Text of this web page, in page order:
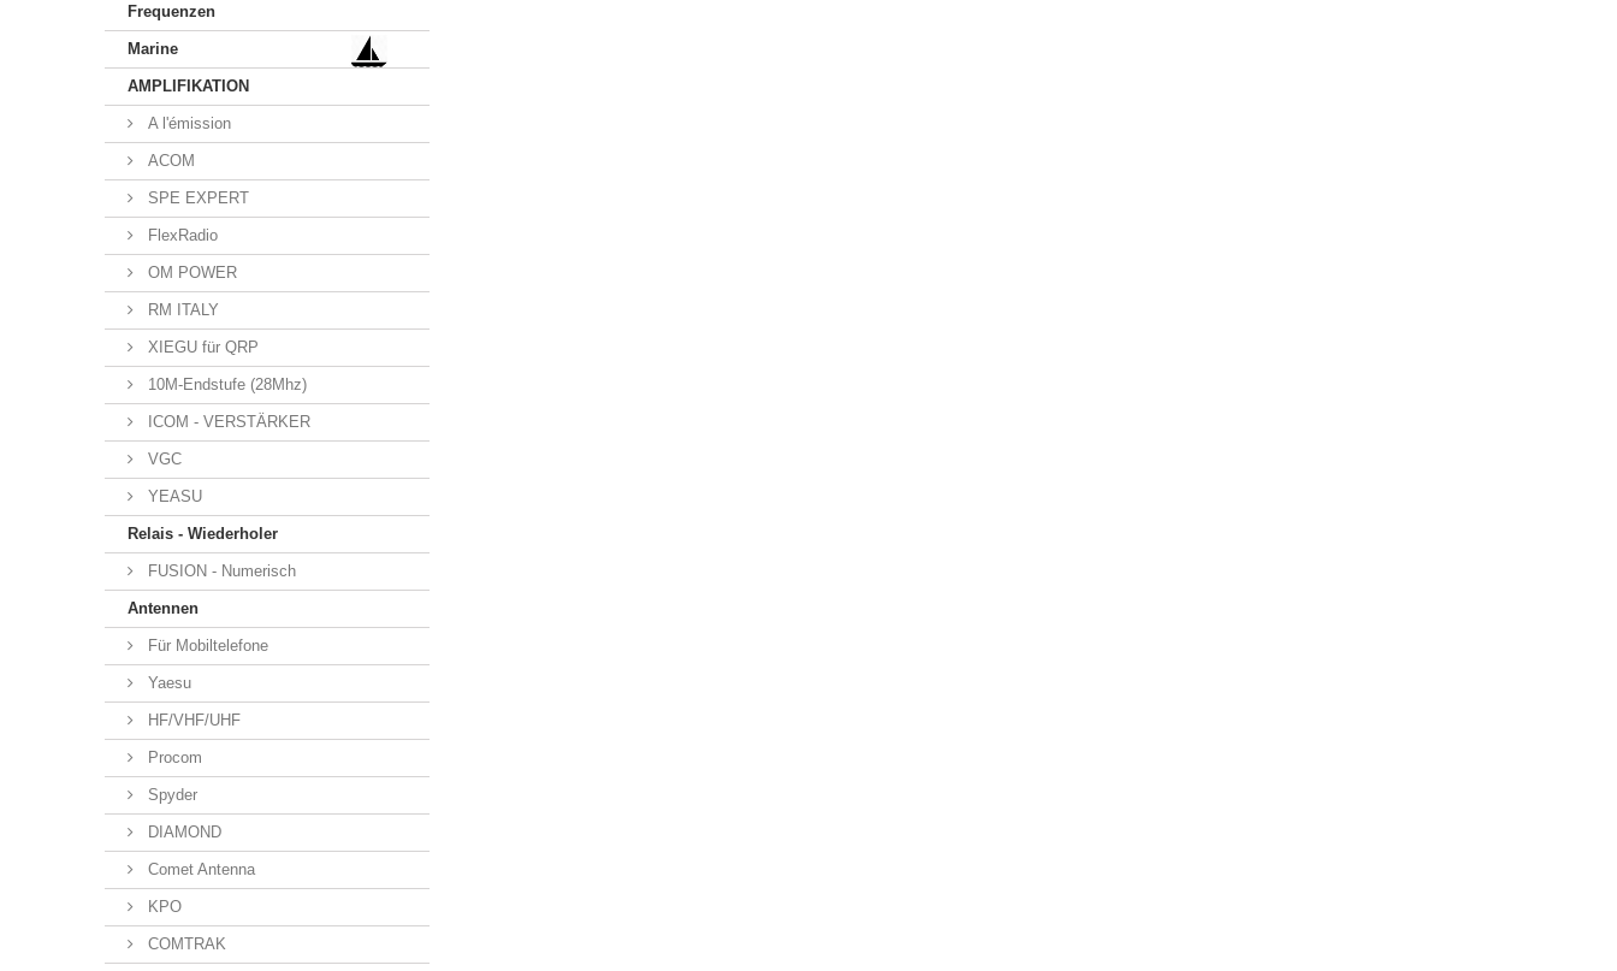
Frequenzen
Marine
AMPLIFIKATION
A l'émission
ACOM
SPE EXPERT
FlexRadio
OM POWER
RM ITALY
XIEGU für QRP
10M-Endstufe (28Mhz)
ICOM - VERSTÄRKER
VGC
YEASU
Relais - Wiederholer
FUSION - Numerisch
Antennen
Für Mobiltelefone
Yaesu
HF/VHF/UHF
Procom
Spyder
DIAMOND
Comet Antenna
KPO
COMTRAK